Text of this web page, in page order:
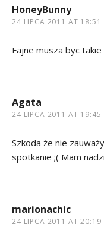
HoneyBunny
24 LIPCA 2011 AT 18:51
Fajne musza byc
Agata
24 LIPCA 2011 AT 19:45
Szkoda że nie
spotkanie ;( Mam
marionachic
24 LIPCA 2011 AT 20:19